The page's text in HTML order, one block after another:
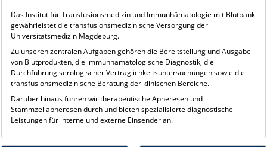
Das Institut für Transfusionsmedizin und Immunhämatologie mit Blutbank
gewährleistet die transfusionsmedizinische Versorgung der
Universitätsmedizin Magdeburg.
Zu unseren zentralen Aufgaben gehören die Bereitstellung und Ausgabe
von Blutprodukten, die immunhämatologische Diagnostik, die
Durchführung serologischer Verträglichkeitsuntersuchungen sowie die
transfusionsmedizinische Beratung der klinischen Bereiche.
Darüber hinaus führen wir therapeutische Apheresen und
Stammzellapheresen durch und bieten spezialisierte diagnostische
Leistungen für interne und externe Einsender an.